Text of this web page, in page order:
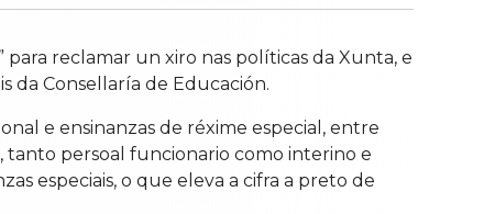
para reclamar un xiro nas políticas da Xunta, e
da Consellaría de Educación.
e ensinanzas de réxime especial, entre
tanto persoal funcionario como interino e
especiais, o que eleva a cifra a preto de